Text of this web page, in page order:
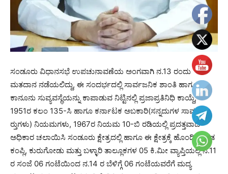
ಸಂಡೂರು ವಿಧಾನಸಭೆ ಉಪಚುನಾವಣೆಯ ಅಂಗವಾಗಿ ನ.13 ರಂದು
ಮತದಾನ ನಡೆಯಲಿದ್ದು, ಈ ಸಂದರ್ಭದಲ್ಲಿ ಸಾರ್ವಜನಿಕ ಶಾಂತಿ ಹಾಗೂ
ಕಾನೂನು ಸುವ್ಯವಸ್ಥೆಯನ್ನು ಕಾಪಾಡುವ ನಿಟ್ಟಿನಲ್ಲಿ ಪ್ರಜಾಪ್ರತಿನಿಧಿ ಕಾಯ್ದೆ,
1951ರ ಕಲಂ 135-ಸಿ ಹಾಗೂ ಕರ್ನಾಟಕ ಅಬಕಾರಿ(ಸನ್ನದುಗಳ ಸಾಮಾನ್ಯ
ರ‍್ತುಗಳು) ನಿಯಮಗಳು, 1967ರ ನಿಯಮ 10-ಬಿ ರಡಿಯಲ್ಲಿ ಪ್ರದತ್ತವಾದ
ಅಧಿಕಾರ ಚಲಾಯಿಸಿ ಸಂಡೂರು ಕ್ಷೇತ್ರದಲ್ಲಿ ಹಾಗೂ ಈ ಕ್ಷೇತ್ರಕ್ಕೆ ಹೊಂದಿಕೊಂಡ
ಕಂಪ್ಲಿ, ಕುರುಗೋಡು ಮತ್ತು ಬಳ್ಳಾರಿ ತಾಲ್ಲೂಕಗಳ 05 ಕಿ.ಮೀ ವ್ಯಾಪ್ತಿಯಲ್ಲಿ ನ.11
ರ ಸಂಜೆ 06 ಗಂಟೆಯಿಂದ ನ.14 ರ ಬೆಳಿಗ್ಗೆ 06 ಗಂಟೆಯವರೆಗೆ ಮದ್ಯ